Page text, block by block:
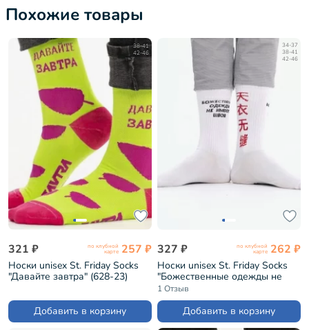
Похожие товары
38-41
42-46
321 ₽ по клубной
карте 257 ₽
Носки unisex St. Friday Socks
"Давайте завтра" (628-23)
Добавить в корзину
34-37
38-41
42-46
327 ₽ по клубной
карте 262 ₽
Носки unisex St. Friday Socks
"Божественные одежды не
имеют швов" (253-2/19.11)
1 Отзыв
Добавить в корзину